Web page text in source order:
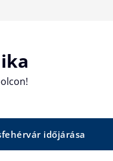
időjárása